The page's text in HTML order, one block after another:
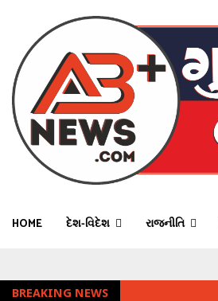
HOME દેશ-વિદેશ રાજનીતિ
BREAKING NEWS